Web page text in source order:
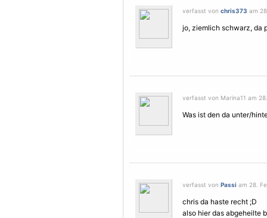
verfasst von chris373 am
jo, ziemlich schwarz, da
verfasst von Marina11 am
Was ist den da unter/
verfasst von Passi am 28.
chris da haste recht ;D
also hier das abgeheilte